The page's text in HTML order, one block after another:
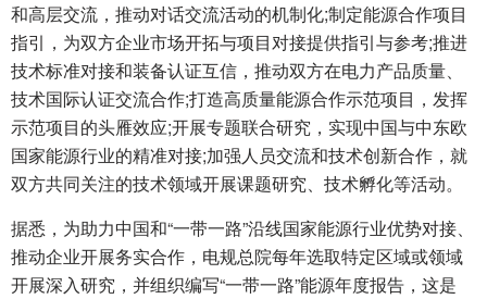
和高层交流，推动对话交流活动的机制化;制定能源合作项目
指引，为双方企业市场开拓与项目对接提供指引与参考;推进
技术标准对接和装备认证互信，推动双方在电力产品质量、
技术国际认证交流合作;打造高质量能源合作示范项目，发挥
示范项目的头雁效应;开展专题联合研究，实现中国与中东欧
国家能源行业的精准对接;加强人员交流和技术创新合作，就
双方共同关注的技术领域开展课题研究、技术孵化等活动。
据悉，为助力中国和“一带一路”沿线国家能源行业优势对接、
推动企业开展务实合作，电规总院每年选取特定区域或领域
开展深入研究，并组织编写“一带一路”能源年度报告，这是